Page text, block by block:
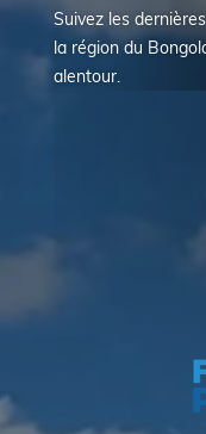
Suivez les
la région du
alentour.